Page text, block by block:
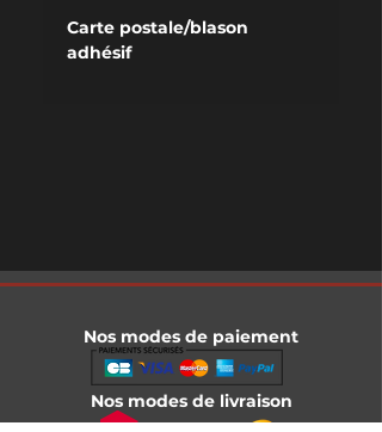
Carte postale/blason
adhésif
Nos modes de paiement
Nos modes de livraison